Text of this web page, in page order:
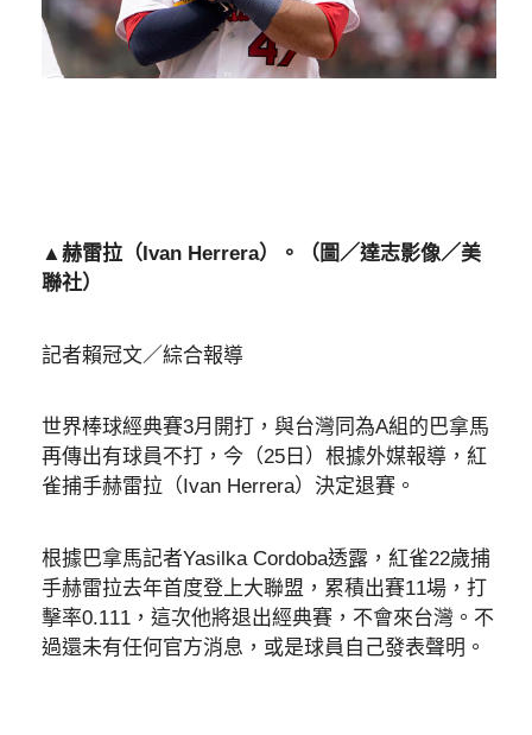
▲赫雷拉（Ivan Herrera）。（圖／達志影像／美
聯社）
記者賴冠文／綜合報導
世界棒球經典賽3月開打，與台灣同為A組的巴拿馬
再傳出有球員不打，今（25日）根據外媒報導，紅
雀捕手赫雷拉（Ivan Herrera）決定退賽。
根據巴拿馬記者Yasilka Cordoba透露，紅雀22歲捕
手赫雷拉去年首度登上大聯盟，累積出賽11場，打
擊率0.111，這次他將退出經典賽，不會來台灣。不
過還未有任何官方消息，或是球員自己發表聲明。